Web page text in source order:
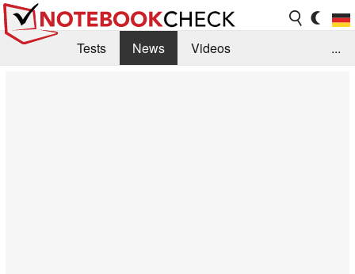
Tests News
Videos
...